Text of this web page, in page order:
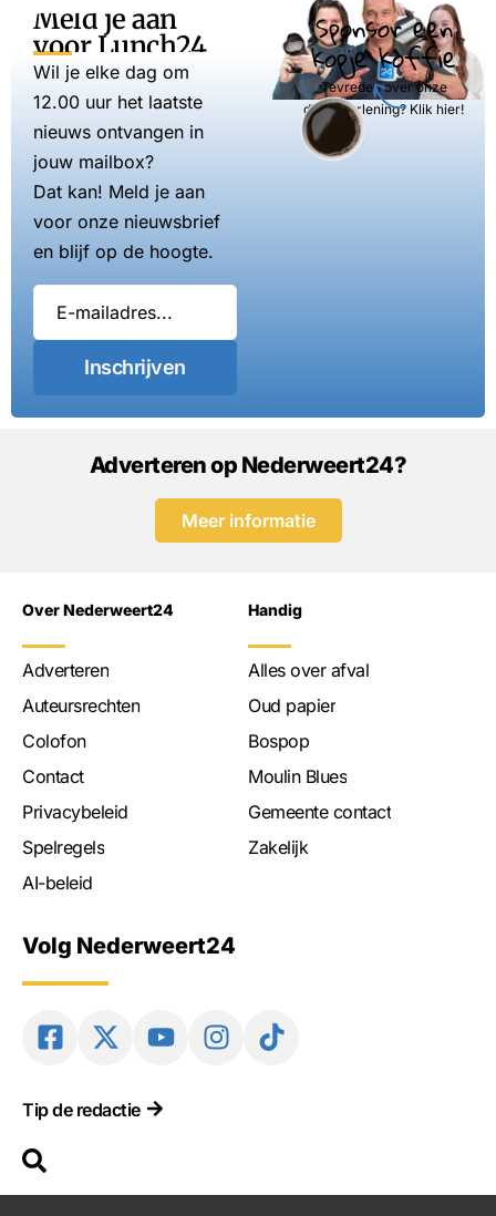
Meld je aan
voor Lunch24
Wil je elke dag om
12.00 uur het laatste
nieuws ontvangen in
jouw mailbox?
Dat kan! Meld je aan
voor onze nieuwsbrief
en blijf op de hoogte.
Inschrijven
Sponsor een
kopje koffie
Tevreden over onze
dienstverlening? Klik hier!
Adverteren op Nederweert24?
Meer informatie
Over Nederweert24
Adverteren
Auteursrechten
Colofon
Contact
Privacybeleid
Spelregels
AI-beleid
Handig
Alles over afval
Oud papier
Bospop
Moulin Blues
Gemeente contact
Zakelijk
Volg Nederweert24
Tip de redactie